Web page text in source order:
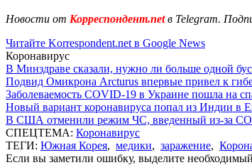
Новости от Корреспондент.netв Telegram.
Читайте Korrespondent.net в Google News
Коронавирус
В Минздраве сказали, нужно ли больше одной
Подвид Омикрона Arcturus впервые привел к
Заболеваемость COVID-19 в Украине пошла на
Новый вариант коронавируса попал из Индии в
В США отменили режим ЧС, введенный из-за
СПЕЦТЕМА: Коронавирус
ТЕГИ: Южная Корея, медики, заражение,
Если вы заметили ошибку, выделите